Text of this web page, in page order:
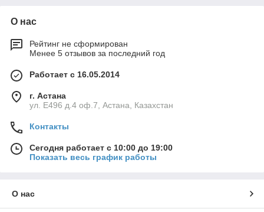
О нас
Рейтинг не сформирован
Менее 5 отзывов за последний год
Работает с 16.05.2014
г. Астана
ул. Е496 д.4 оф.7, Астана, Казахстан
Контакты
Сегодня работает с 10:00 до 19:00
Показать весь график работы
О нас